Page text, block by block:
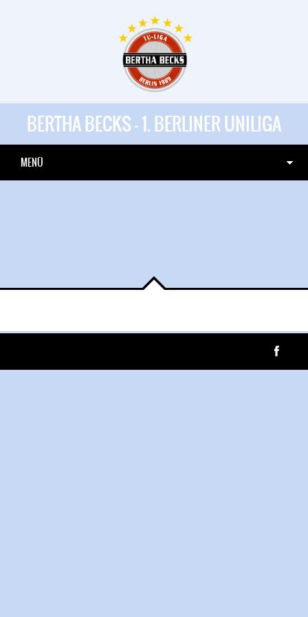
BERTHA BECKS - 1. BERLINER UNILIGA
MENÜ